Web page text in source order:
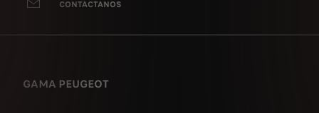
CONTACTANOS
GAMA PEUGEOT